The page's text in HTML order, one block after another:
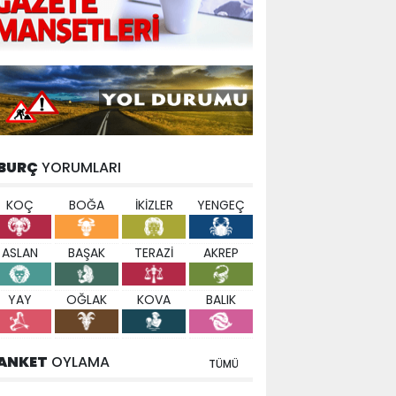
YORUMLARI
KOÇ BOĞA İKİZLER YENGEÇ
ASLAN BAŞAK TERAZİ AKREP
YAY OĞLAK KOVA BALIK
OYLAMA TÜMÜ